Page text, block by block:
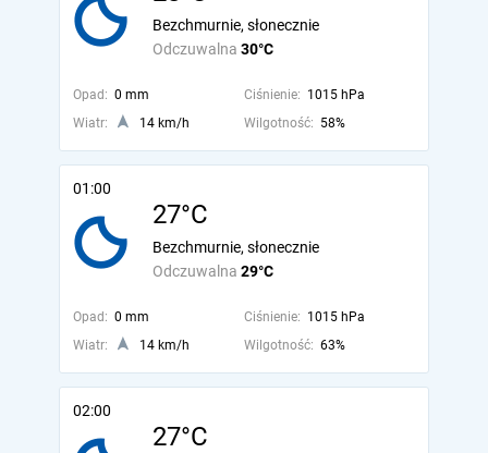
Odczuwalna 30°C
Bezchmurnie, słonecznie
Opad: 0 mm Ciśnienie: 1015 hPa
Wiatr:
14 km/h Wilgotność: 58%
01:00
27°C
Odczuwalna 29°C
Bezchmurnie, słonecznie
Opad: 0 mm Ciśnienie: 1015 hPa
Wiatr:
14 km/h Wilgotność: 63%
02:00
27°C